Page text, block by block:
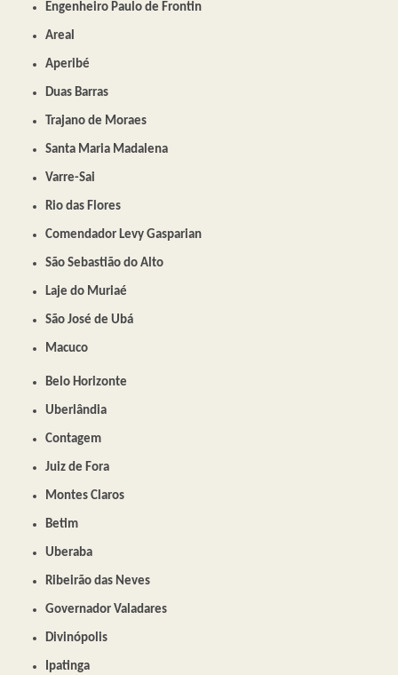
Engenheiro Paulo de Frontin
Areal
Aperibé
Duas Barras
Trajano de Moraes
Santa Maria Madalena
Varre-Sai
Rio das Flores
Comendador Levy Gasparian
São Sebastião do Alto
Laje do Muriaé
São José de Ubá
Macuco
Belo Horizonte
Uberlândia
Contagem
Juiz de Fora
Montes Claros
Betim
Uberaba
Ribeirão das Neves
Governador Valadares
Divinópolis
Ipatinga